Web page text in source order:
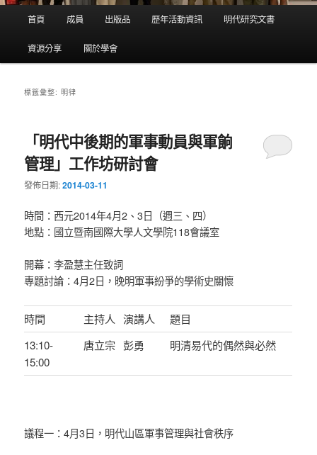
首頁 成員 出版品 歷年活動資訊 明代研究文書
資源分享 關於學會
標籤彙整:明律
「明代中後期的軍事動員與軍餉
管理」工作坊研討會
發佈日期:2014-03-11
時間：西元2014年4月2、3日（週三、四）
地點：國立暨南國際大學人文學院118會議室
開幕：李盈慧主任致詞
專題討論：4月2日，晚明軍事紛爭的學術史關懷
時間 主持人 演講人
題目
13:10-
15:00
唐立宗 彭勇 明清易代的偶然與必然
議程一：4月3日，明代山區軍事管理與社會秩序